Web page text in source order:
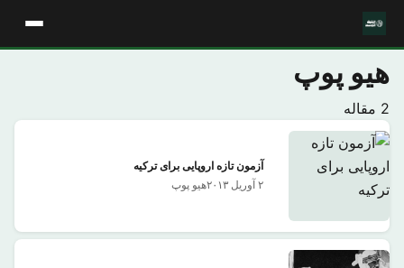
هیو پوپ
2 مقاله
آزمون تازه اروپایی برای ترکیه
هیو پوپ ۲ آوریل ۲۰۱۳